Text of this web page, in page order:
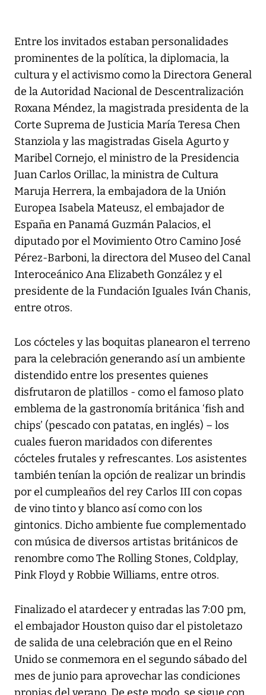
Entre los invitados estaban personalidades
prominentes de la política, la diplomacia, la
cultura y el activismo como la Directora General
de la Autoridad Nacional de Descentralización
Roxana Méndez, la magistrada presidenta de la
Corte Suprema de Justicia María Teresa Chen
Stanziola y las magistradas Gisela Agurto y
Maribel Cornejo, el ministro de la Presidencia
Juan Carlos Orillac, la ministra de Cultura
Maruja Herrera, la embajadora de la Unión
Europea Isabela Mateusz, el embajador de
España en Panamá Guzmán Palacios, el
diputado por el Movimiento Otro Camino José
Pérez-Barboni, la directora del Museo del Canal
Interoceánico Ana Elizabeth González y el
presidente de la Fundación Iguales Iván Chanis,
entre otros.
Los cócteles y las boquitas planearon el terreno
para la celebración generando así un ambiente
distendido entre los presentes quienes
disfrutaron de platillos - como el famoso plato
emblema de la gastronomía británica ‘fish and
chips’ (pescado con patatas, en inglés) – los
cuales fueron maridados con diferentes
cócteles frutales y refrescantes. Los asistentes
también tenían la opción de realizar un brindis
por el cumpleaños del rey Carlos III con copas
de vino tinto y blanco así como con los
gintonics. Dicho ambiente fue complementado
con música de diversos artistas británicos de
renombre como The Rolling Stones, Coldplay,
Pink Floyd y Robbie Williams, entre otros.
Finalizado el atardecer y entradas las 7:00 pm,
el embajador Houston quiso dar el pistoletazo
de salida de una celebración que en el Reino
Unido se conmemora en el segundo sábado del
mes de junio para aprovechar las condiciones